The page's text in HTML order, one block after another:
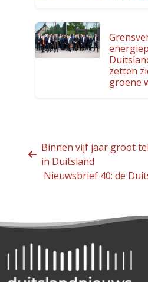
zetten
groene
Binnen vijf jaar groot
in Duitsland
Nieuwsbrief 40: de